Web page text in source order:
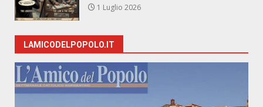
1 Luglio 2026
LAMICODELPOPOLO.IT